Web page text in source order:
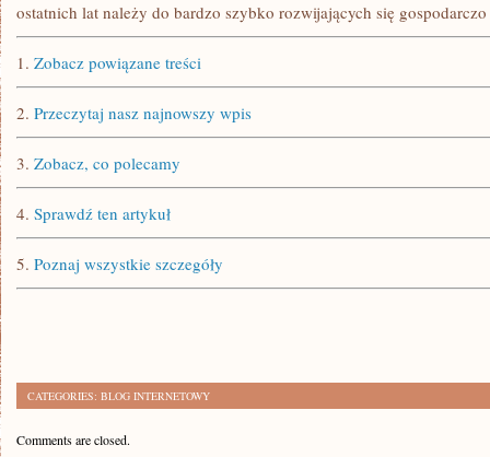
ostatnich lat należy do bardzo szybko rozwijających się
1. Zobacz powiązane treści
2. Przeczytaj nasz najnowszy wpis
3. Zobacz, co polecamy
4. Sprawdź ten artykuł
5. Poznaj wszystkie szczegóły
CATEGORIES: BLOG INTERNETOWY
Comments are closed.